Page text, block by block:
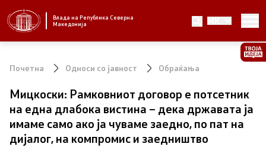
Влада на Република Северна
Македонија
MK
Стратешки приоритети и програма
Завршени планови
Стратешки план на Генералниот секретаријат
Почетна Односи со јавност Обраќања
Мицкоски: Рамковниот договор е потсетник
на една длабока вистина – дека државата ја
имаме само ако ја чуваме заедно, по пат на
дијалог, на компромис и заедништво